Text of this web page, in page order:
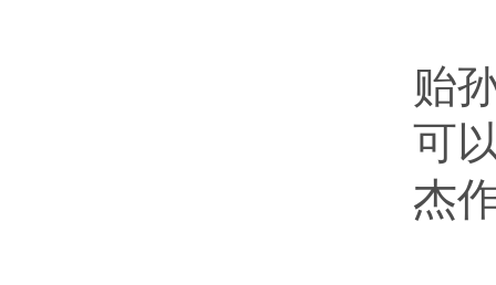
贻
可
杰